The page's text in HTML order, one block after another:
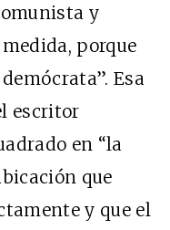
y
porque
Esa
escritor
en “la
que
y que el